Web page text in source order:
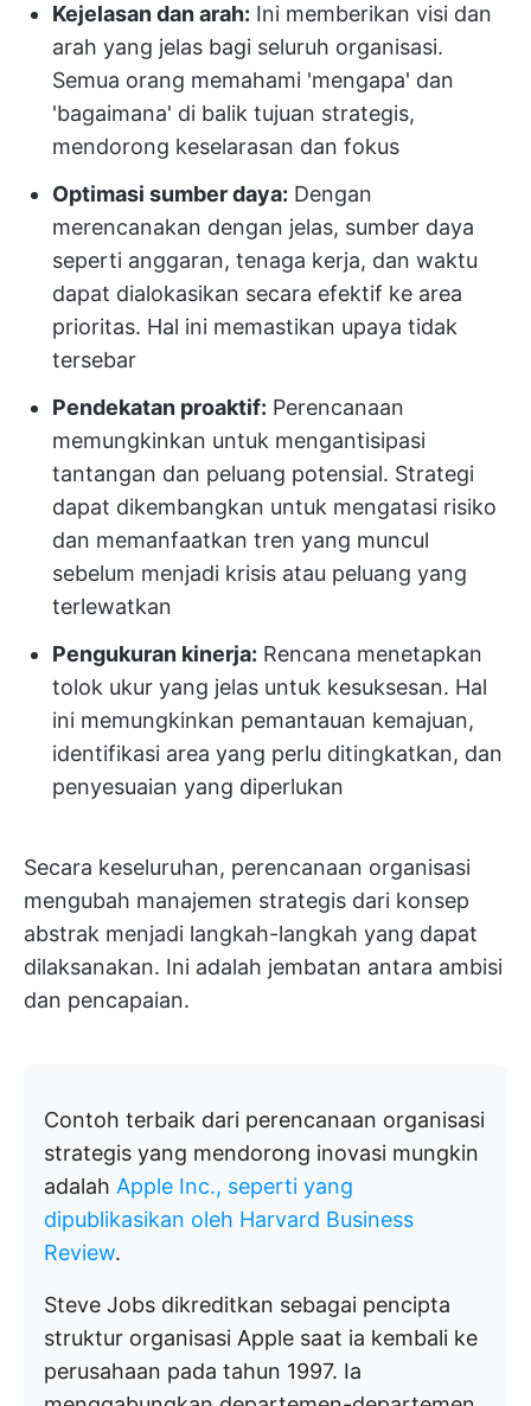
Kejelasan dan arah: Ini memberikan visi dan
arah yang jelas bagi seluruh organisasi.
Semua orang memahami 'mengapa' dan
'bagaimana' di balik tujuan strategis,
mendorong keselarasan dan fokus
Optimasi sumber daya: Dengan
merencanakan dengan jelas, sumber daya
seperti anggaran, tenaga kerja, dan waktu
dapat dialokasikan secara efektif ke area
prioritas. Hal ini memastikan upaya tidak
tersebar
Pendekatan proaktif: Perencanaan
memungkinkan untuk mengantisipasi
tantangan dan peluang potensial. Strategi
dapat dikembangkan untuk mengatasi risiko
dan memanfaatkan tren yang muncul
sebelum menjadi krisis atau peluang yang
terlewatkan
Pengukuran kinerja: Rencana menetapkan
tolok ukur yang jelas untuk kesuksesan. Hal
ini memungkinkan pemantauan kemajuan,
identifikasi area yang perlu ditingkatkan, dan
penyesuaian yang diperlukan
Secara keseluruhan, perencanaan organisasi
mengubah manajemen strategis dari konsep
abstrak menjadi langkah-langkah yang dapat
dilaksanakan. Ini adalah jembatan antara ambisi
dan pencapaian.
Contoh terbaik dari perencanaan organisasi
strategis yang mendorong inovasi mungkin
adalah Apple Inc., seperti yang
dipublikasikan oleh Harvard Business
Review.
Steve Jobs dikreditkan sebagai pencipta
struktur organisasi Apple saat ia kembali ke
perusahaan pada tahun 1997. Ia